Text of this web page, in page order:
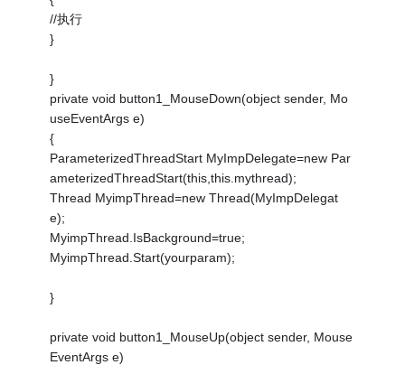
//执行
}
}
private void button1_MouseDown(object sender, Mo
useEventArgs e)
{
ParameterizedThreadStart MyImpDelegate=new Par
ameterizedThreadStart(this,this.mythread);
Thread MyimpThread=new Thread(MyImpDelegat
e);
MyimpThread.IsBackground=true;
MyimpThread.Start(yourparam);
}
private void button1_MouseUp(object sender, Mouse
EventArgs e)